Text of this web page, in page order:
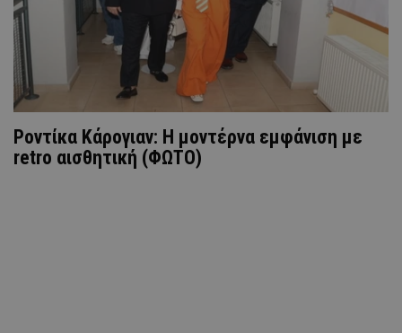
Ροντίκα Κάρογιαν: H μοντέρνα εμφάνιση με
retro αισθητική (ΦΩΤΟ)